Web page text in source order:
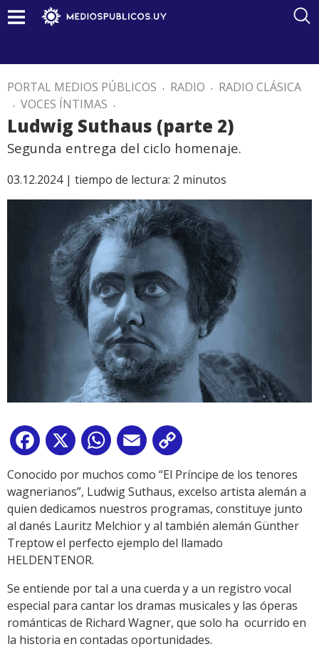
PORTAL MEDIOS PÚBLICOS . RADIO . RADIO CLÁSICA
. VOCES ÍNTIMAS .
Ludwig Suthaus (parte 2)
Segunda entrega del ciclo homenaje.
03.12.2024 | tiempo de lectura: 2 minutos
Facebook
X WhatsApp
Email
Link
Conocido por muchos como “El Príncipe de los tenores
wagnerianos”, Ludwig Suthaus, excelso artista alemán a
quien dedicamos nuestros programas, constituye junto
al danés Lauritz Melchior y al también alemán Günther
Treptow el perfecto ejemplo del llamado
HELDENTENOR.
Se entiende por tal a una cuerda y a un registro vocal
especial para cantar los dramas musicales y las óperas
románticas de Richard Wagner, que solo ha ocurrido en
la historia en contadas oportunidades.